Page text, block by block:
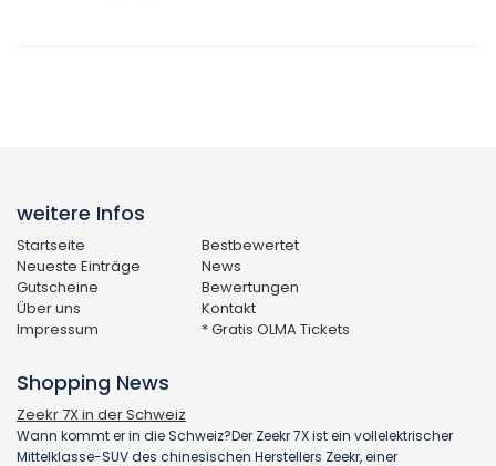
weitere Infos
Startseite
Bestbewertet
Neueste Einträge
News
Gutscheine
Bewertungen
Über uns
Kontakt
Impressum
* Gratis OLMA Tickets
Shopping News
Zeekr 7X in der Schweiz
Wann kommt er in die Schweiz?Der Zeekr 7X ist ein vollelektrischer
Mittelklasse-SUV des chinesischen Herstellers Zeekr, einer